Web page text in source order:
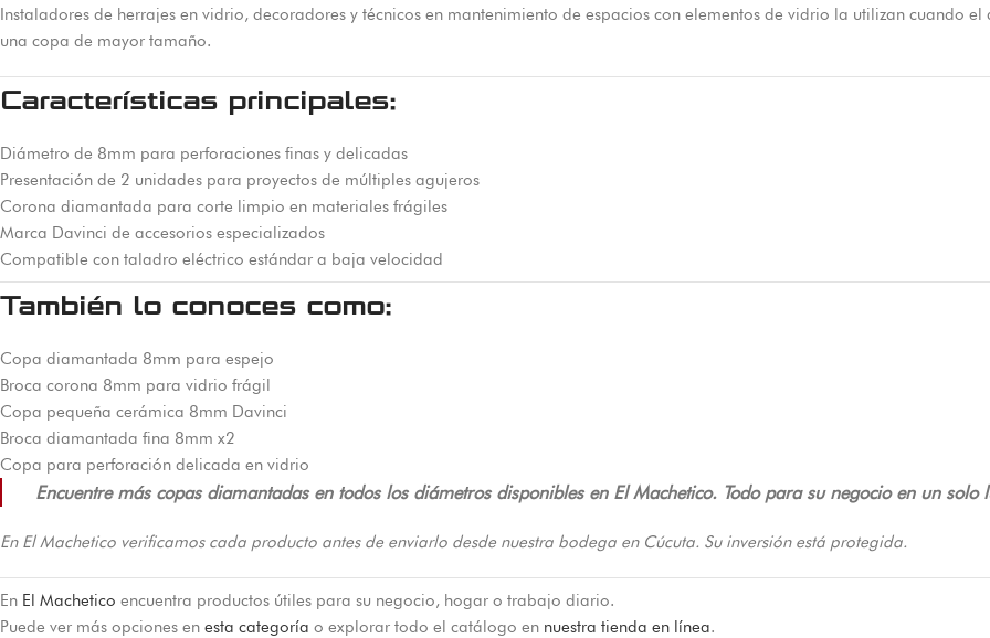
Instaladores de herrajes en vidrio, decoradores y técnicos en mantenimiento de espacios con elementos de vidrio la utilizan cuando
una copa de mayor tamaño.
Características principales:
Diámetro de 8mm para perforaciones finas y delicadas
Presentación de 2 unidades para proyectos de múltiples agujeros
Corona diamantada para corte limpio en materiales frágiles
Marca Davinci de accesorios especializados
Compatible con taladro eléctrico estándar a baja velocidad
También lo conoces como:
Copa diamantada 8mm para espejo
Broca corona 8mm para vidrio frágil
Copa pequeña cerámica 8mm Davinci
Broca diamantada fina 8mm x2
Copa para perforación delicada en vidrio
Encuentre más copas diamantadas en todos los diámetros disponibles en El Machetico. Todo para su negocio en un solo
En El Machetico verificamos cada producto antes de enviarlo desde nuestra bodega en Cúcuta. Su inversión está protegida.
En El Machetico encuentra productos útiles para su negocio, hogar o trabajo diario.
Puede ver más opciones en esta categoría o explorar todo el catálogo en nuestra tienda en línea.